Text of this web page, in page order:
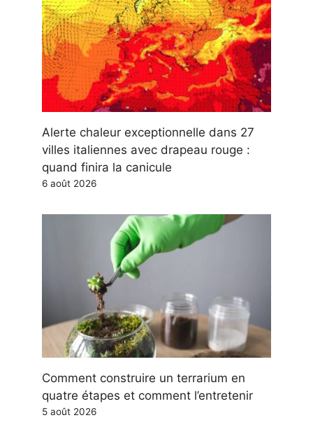
Alerte chaleur exceptionnelle dans 27
villes italiennes avec drapeau rouge :
quand finira la canicule
6 août 2026
Comment construire un terrarium en
quatre étapes et comment l’entretenir
5 août 2026